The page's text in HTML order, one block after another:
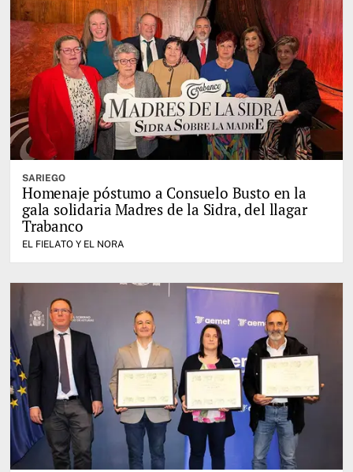
SARIEGO
Homenaje póstumo a Consuelo Busto en la
gala solidaria Madres de la Sidra, del llagar
Trabanco
EL FIELATO Y EL NORA